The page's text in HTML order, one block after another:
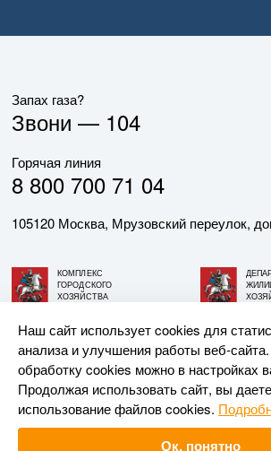
Запах газа?
Звони — 104
Горячая линия
8 800 700 71 04
105120 Москва, Мрузовский переулок,
КОМПЛЕКС
ГОРОДСКОГО
ХОЗЯЙСТВА
© АО «МОСГАЗ», 2026. При
ссылка на сайт обязательна.
Разработка и поддержка —Upriver
Наш сайт использует cookies для
анализа и улучшения работы веб-
обработку cookies можно в настройках
Продолжая использовать сайт, вы
использование файлов cookies.
Ок, понятно